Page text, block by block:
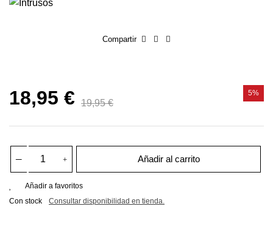
Compartir
18,95 € 19,95 €
5%
Añadir al carrito
Añadir a favoritos
Con stock
Consultar disponibilidad en tienda.